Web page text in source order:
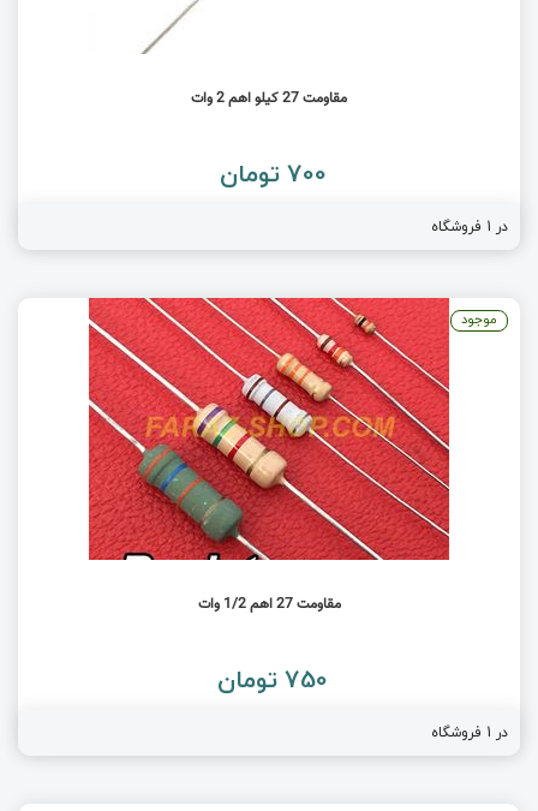
مقاومت 27 کیلو اهم 2 وات
700 تومان
در 1 فروشگاه
مقاومت 27 اهم 1/2 وات
750 تومان
در 1 فروشگاه
موجود